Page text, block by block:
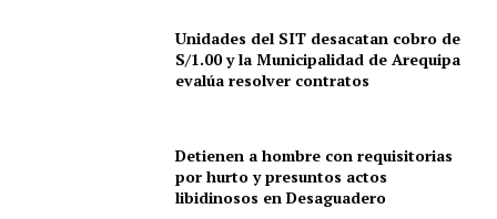
Unidades del SIT desacatan cobro de
S/1.00 y la Municipalidad de Arequipa
evalúa resolver contratos
Detienen a hombre con requisitorias
por hurto y presuntos actos
libidinosos en Desaguadero